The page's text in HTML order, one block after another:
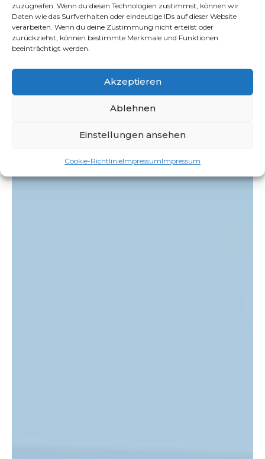
zuzugreifen. Wenn du diesen Technologien zustimmst, können wir
Daten wie das Surfverhalten oder eindeutige IDs auf dieser Website
verarbeiten. Wenn du deine Zustimmung nicht erteilst oder
zurückziehst, können bestimmte Merkmale und Funktionen
beeinträchtigt werden.
Akzeptieren
Ablehnen
Einstellungen ansehen
Cookie-RichtlinieImpressumImpressum
Verlegung von Trockenmauersteinen erfolgt mit
Präzision und Liebe zum Detail.
Abbrucharbeitenin
diese Aufgaben effizient und sicher durch, um Platz für